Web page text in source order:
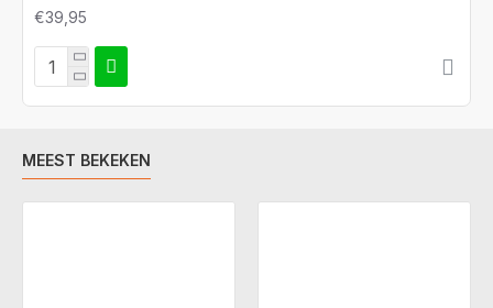
€39,95
MEEST BEKEKEN